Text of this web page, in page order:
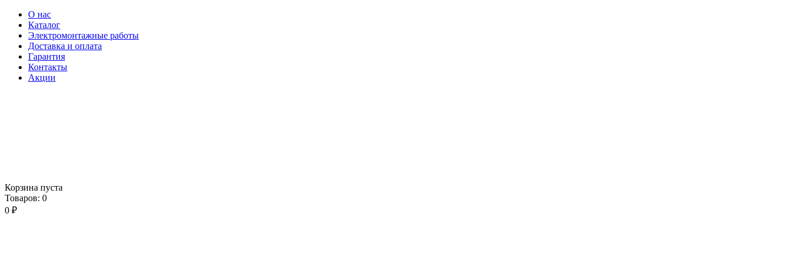
О нас
Каталог
Электромонтажные работы
Доставка и оплата
Гарантия
Контакты
Акции
Корзина пуста
Товаров: 0
0 ₽